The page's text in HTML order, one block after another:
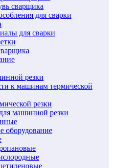
сварщика
для сварки
для сварки
резки
к машинам термической
резки
машинной резки
оборудование